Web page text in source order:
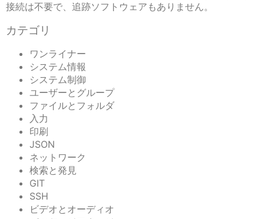
接続は不要で、追跡ソフトウェアもありません。
カテゴリ
ワンライナー
システム情報
システム制御
ユーザーとグループ
ファイルとフォルダ
入力
印刷
JSON
ネットワーク
検索と発見
GIT
SSH
ビデオとオーディオ